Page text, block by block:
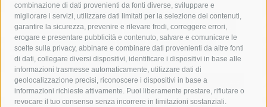
combinazione di dati provenienti da fonti diverse, sviluppare e
migliorare i servizi, utilizzare dati limitati per la selezione dei contenuti,
garantire la sicurezza, prevenire e rilevare frodi, correggere errori,
erogare e presentare pubblicità e contenuto, salvare e comunicare le
scelte sulla privacy, abbinare e combinare dati provenienti da altre fonti
di dati, collegare diversi dispositivi, identificare i dispositivi in base alle
informazioni trasmesse automaticamente, utilizzare dati di
geolocalizzazione precisi, riconoscere i dispositivi in base a
informazioni richieste attivamente. Puoi liberamente prestare, rifiutare o
revocare il tuo consenso senza incorrere in limitazioni sostanziali.
costiera amalfitana
covid-19 eav
elezioni
fondazione sorrento
gori guardia costiera
incidente
lavori
lorenzo balducelli mare
massa lubrense
massimo coppola
Meta napoli
ordinanza
penisola sorrentina
piano di sorrento
polizia municipale
protezione civile
Regione Campania
sant'agnello